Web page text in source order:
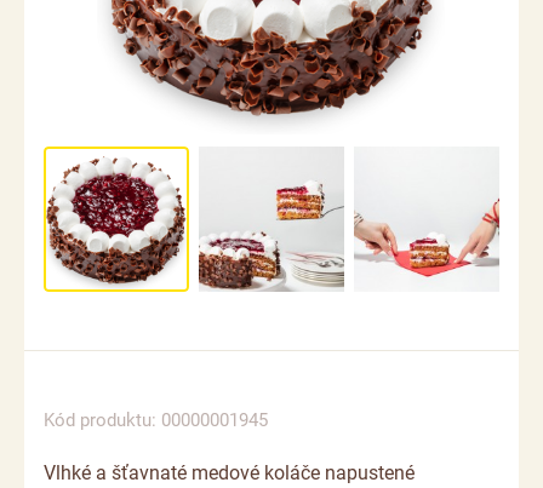
Kód produktu: 00000001945
Vlhké a šťavnaté medové koláče napustené